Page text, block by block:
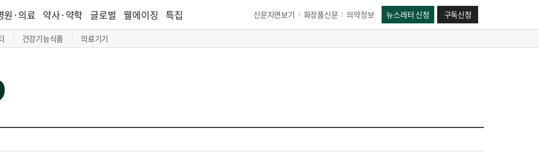
건강기능식품 의료기기
원·의료 약사·약학 글로벌 웰에이징 특집 신문지면보기 화장품신문 의약정보 뉴스레터 신청 구독신청